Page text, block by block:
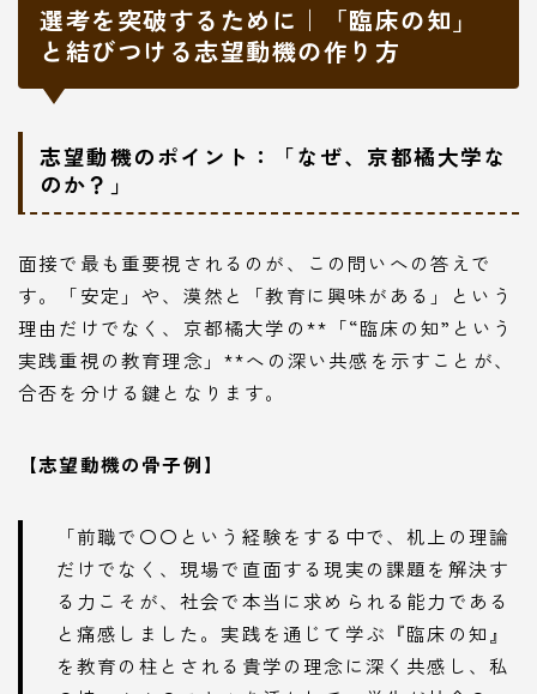
選考を突破するために｜「臨床の知」
と結びつける志望動機の作り方
志望動機のポイント：「なぜ、京都橘大学な
のか？」
面接で最も重要視されるのが、この問いへの答えで
す。「安定」や、漠然と「教育に興味がある」という
理由だけでなく、京都橘大学の**「“臨床の知”という
実践重視の教育理念」**への深い共感を示すことが、
合否を分ける鍵となります。
【志望動機の骨子例】
「前職で〇〇という経験をする中で、机上の理論
だけでなく、現場で直面する現実の課題を解決す
る力こそが、社会で本当に求められる能力である
と痛感しました。実践を通じて学ぶ『臨床の知』
を教育の柱とされる貴学の理念に深く共感し、私